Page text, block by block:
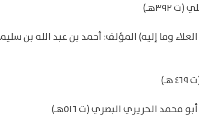
وما إليه) المؤلف: أحمد بن عبد الله بن